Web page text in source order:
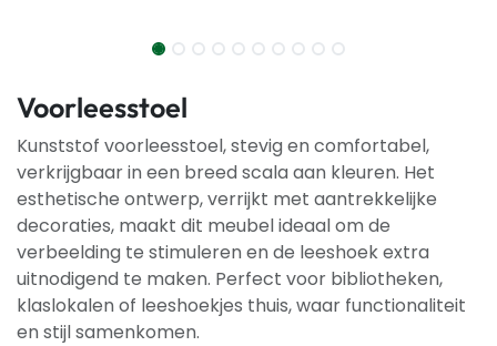
Voorleesstoel
Kunststof voorleesstoel, stevig en comfortabel,
verkrijgbaar in een breed scala aan kleuren. Het
esthetische ontwerp, verrijkt met aantrekkelijke
decoraties, maakt dit meubel ideaal om de
verbeelding te stimuleren en de leeshoek extra
uitnodigend te maken. Perfect voor bibliotheken,
klaslokalen of leeshoekjes thuis, waar functionaliteit
en stijl samenkomen.